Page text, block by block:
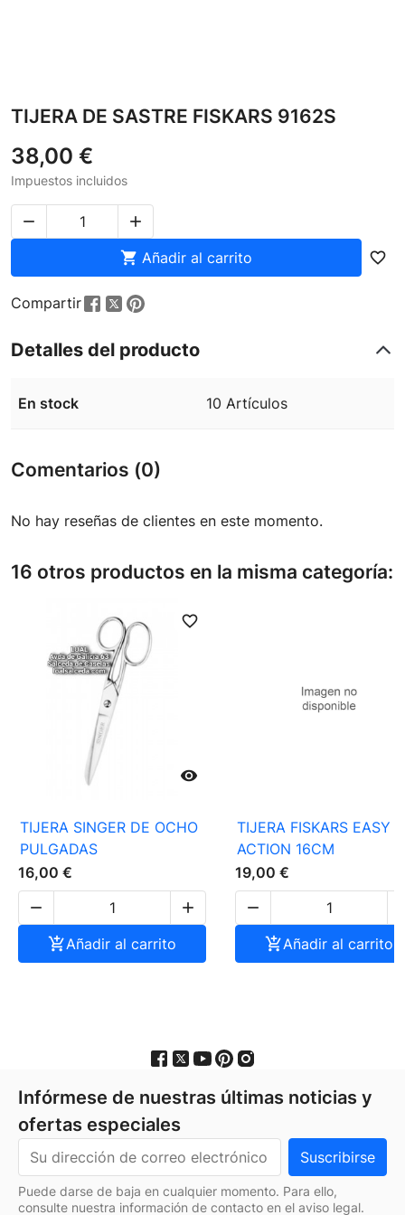
TIJERA DE SASTRE FISKARS 9162S
38,00 €
Impuestos incluidos


 Añadir al carrito favorite_border
Compartir
Detalles del producto
En stock 10 Artículos
Comentarios (0)
No hay reseñas de clientes en este momento.
16 otros productos en la misma categoría:

favorite_border
TIJERA SINGER DE OCHO
PULGADAS
16,00 €


Añadir al carrito
TIJERA FISKARS EASY
ACTION 16CM
19,00 €

Añadir al carrito
Infórmese de nuestras últimas noticias y
ofertas especiales
Puede darse de baja en cualquier momento. Para ello,
consulte nuestra información de contacto en el aviso legal.